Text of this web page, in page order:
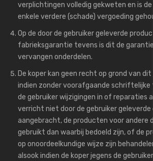
verplichtingen volledig gekweten en is
enkele verdere (schade) vergoeding
Op de door de gebruiker geleverde
fabrieksgarantie tevens is dit de
vervangen onderdelen.
De koper kan geen recht op grond van
indien zonder voorafgaande
de gebruiker wijzigingen in of reparaties
verricht niet door de gebruiker geleverde
aangebracht, de producten voor andere
gebruikt dan waarbij bedoeld zijn, of de
op onoordeelkundige wijze zijn
alsook indien de koper jegens de